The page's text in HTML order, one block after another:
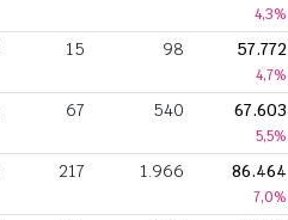
4,3%
15 98 57.772
4,7%
67 540 67.603
5,5%
217 1.966 86.464
7,0%